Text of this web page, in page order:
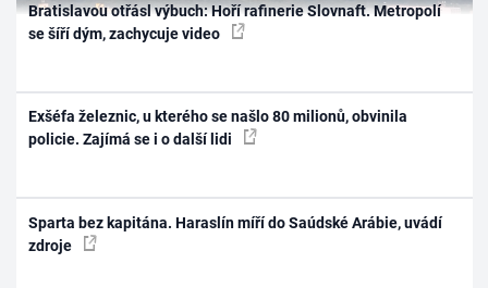
Bratislavou otřásl výbuch: Hoří rafinerie Slovnaft. Metropolí
se šíří dým, zachycuje video
Exšéfa železnic, u kterého se našlo 80 milionů, obvinila
policie. Zajímá se i o další lidi
Sparta bez kapitána. Haraslín míří do Saúdské Arábie, uvádí
zdroje